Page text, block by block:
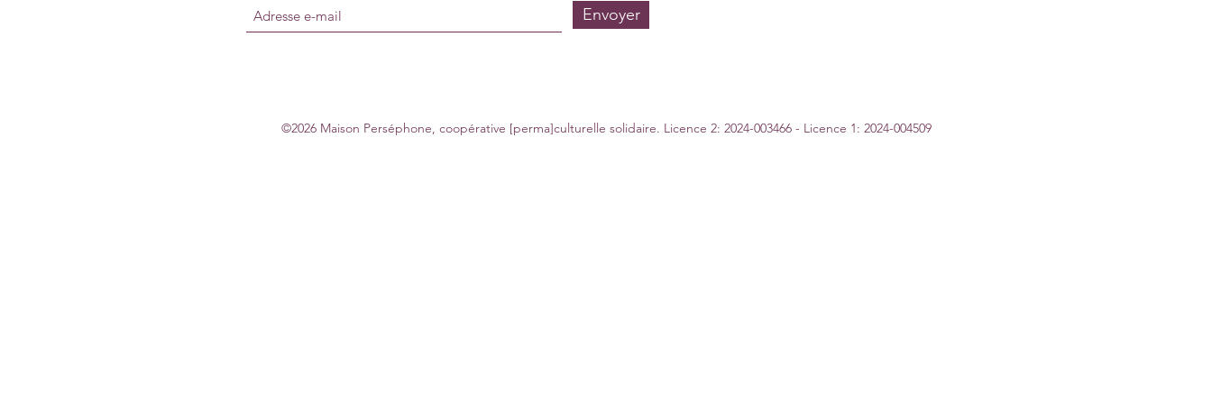
Envoyer
©2026 Maison Perséphone, coopérative [perma]culturelle solidaire. Licence 2: 2024-003466 - Licence 1: 2024-004509